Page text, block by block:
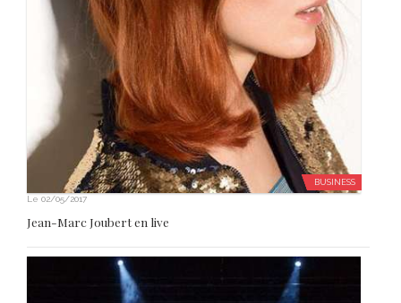
BUSINESS
Le 02/05/2017
Jean-Marc Joubert en live